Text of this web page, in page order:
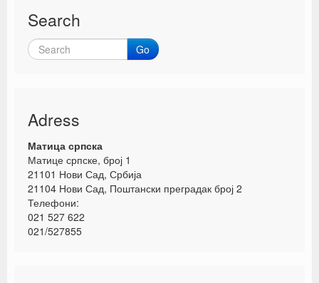
Search
Go
Adress
Матица српска
Матице српске, број 1
21101 Нови Сад, Србија
21104 Нови Сад, Поштански преградак број 2
Телефони:
021 527 622
021/527855